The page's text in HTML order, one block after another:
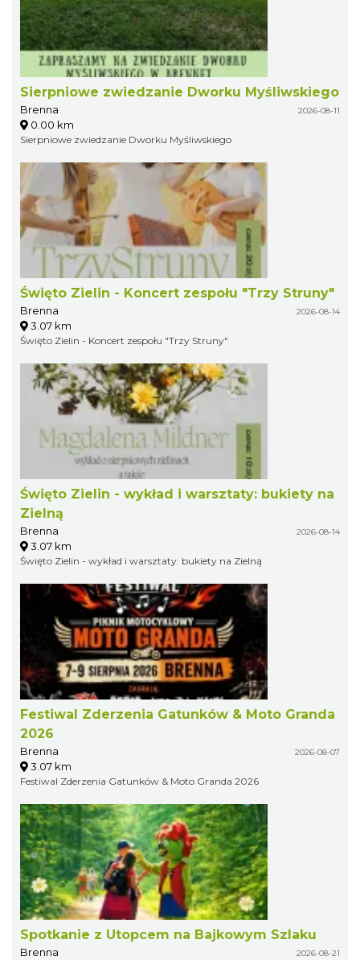
Sierpniowe zwiedzanie Dworku Myśliwskiego
Brenna 2026-08-11
0.00 km
Sierpniowe zwiedzanie Dworku Myśliwskiego
Święto Zielin - Koncert zespołu "Trzy Struny"
Brenna 2026-08-14
3.07 km
Święto Zielin - Koncert zespołu "Trzy Struny"
Święto Zielin - wykład i warsztaty: bukiety na
Zielną
Brenna 2026-08-14
3.07 km
Święto Zielin - wykład i warsztaty: bukiety na Zielną
Festiwal Zderzenia Gatunków & Moto Granda
2026
Brenna 2026-08-07
3.07 km
Festiwal Zderzenia Gatunków & Moto Granda 2026
Spotkanie z Utopcem na Bajkowym Szlaku
Brenna 2026-08-21